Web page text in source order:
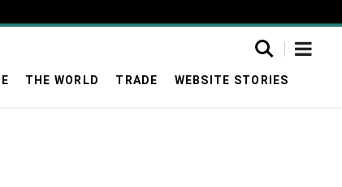
THE WORLD TRADE WEBSITE STORIES